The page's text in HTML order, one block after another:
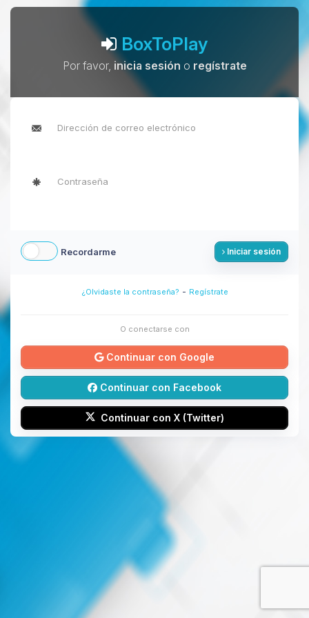
BoxToPlay
Por favor, inicia sesión o regístrate
Recordarme Iniciar sesión
¿Olvidaste la contraseña? - Regístrate
O conectarse con
Continuar con Google
Continuar con Facebook
Continuar con X (Twitter)